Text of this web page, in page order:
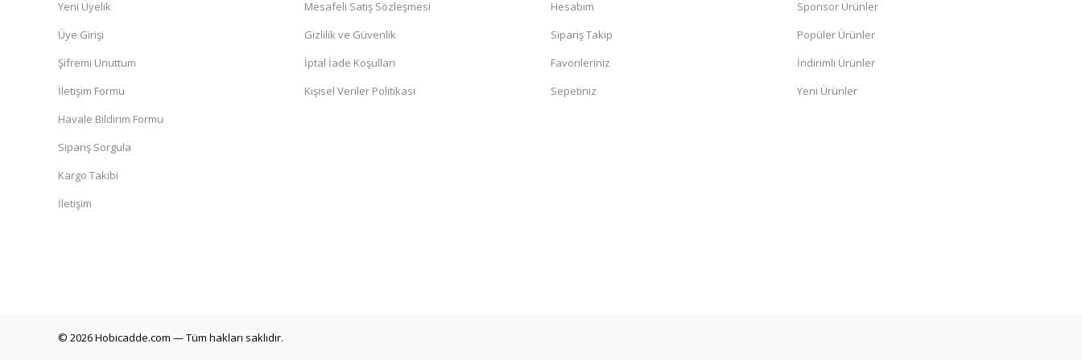
Yeni Üyelik
Üye Girişi
Şifremi Unuttum
İletişim Formu
Havale Bildirim Formu
Sipariş Sorgula
Kargo Takibi
İletişim
Mesafeli Satış Sözleşmesi
Gizlilik ve Güvenlik
İptal İade Koşullari
Kişisel Veriler Politikası
Hesabım
Sipariş Takip
Favorileriniz
Sepetiniz
Sponsor Ürünler
Popüler Ürünler
İndirimli Ürünler
Yeni Ürünler
© 2026 Hobicadde.com — Tüm hakları saklıdır.